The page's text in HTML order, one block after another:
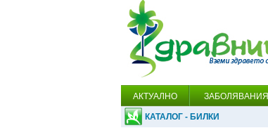
АКТУАЛНО ЗАБОЛЯВАНИЯ
КАТАЛОГ - БИЛКИ